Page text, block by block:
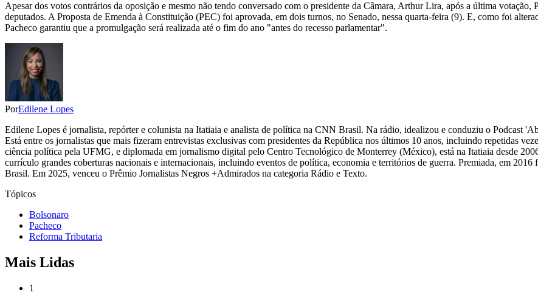
Apesar dos votos contrários da oposição e mesmo não tendo conversado com o presidente da Câmara, Arthur Lira, após a última votação,
deputados. A Proposta de Emenda à Constituição (PEC) foi aprovada, em dois turnos, no Senado, nessa quarta-feira (9). E, como foi
Pacheco garantiu que a promulgação será realizada até o fim do ano "antes do recesso parlamentar".
PorEdilene Lopes
Edilene Lopes é jornalista, repórter e colunista na Itatiaia e analista de política na CNN Brasil. Na rádio, idealizou e conduziu o Podcast
Está entre os jornalistas que mais fizeram entrevistas exclusivas com presidentes da República nos últimos 10 anos, incluindo repetidas
ciência política pela UFMG, e diplomada em jornalismo digital pelo Centro Tecnológico de Monterrey (México), está na Itatiaia desde
currículo grandes coberturas nacionais e internacionais, incluindo eventos de política, economia e territórios de guerra. Premiada, em
Brasil. Em 2025, venceu o Prêmio Jornalistas Negros +Admirados na categoria Rádio e Texto.
Tópicos
Bolsonaro
Pacheco
Reforma Tributaria
Mais Lidas
1